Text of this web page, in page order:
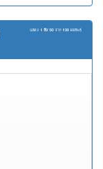
แสดง 1 ถึง 50 จาก 130 ผลลัพธ์